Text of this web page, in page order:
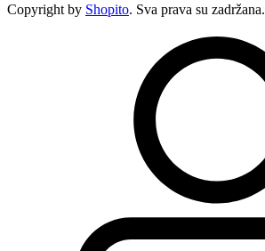
Copyright by Shopito. Sva prava su zadržana.